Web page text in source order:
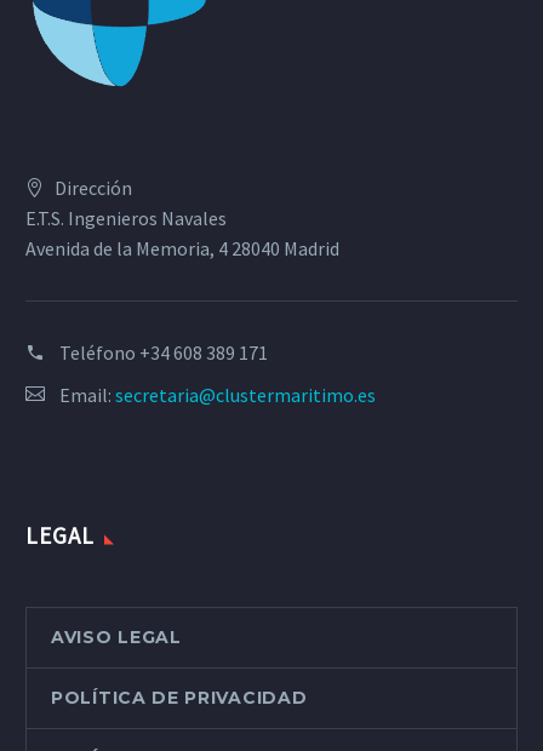
Dirección
E.T.S. Ingenieros Navales
Avenida de la Memoria, 4 28040 Madrid
Teléfono +34 608 389 171
Email: secretaria@clustermaritimo.es
LEGAL
AVISO LEGAL
POLÍTICA DE PRIVACIDAD